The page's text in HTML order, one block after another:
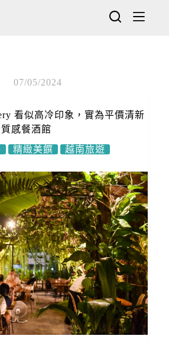
07/05/2024
看似高冷印象，實為平價清新
質感餐酒館
精緻美饌 越南旅遊